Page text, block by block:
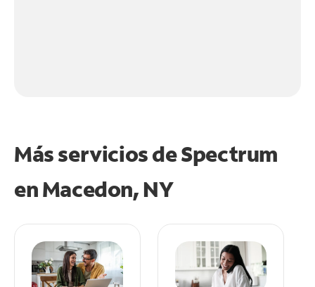
Más servicios de Spectrum
enMacedon, NY